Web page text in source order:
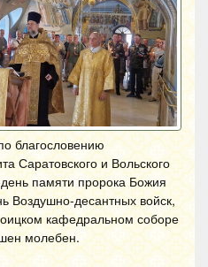
благословению
Саратовского и Вольского
памяти пророка Божия
Воздушно-десантных войск,
кафедральном соборе
молебен.